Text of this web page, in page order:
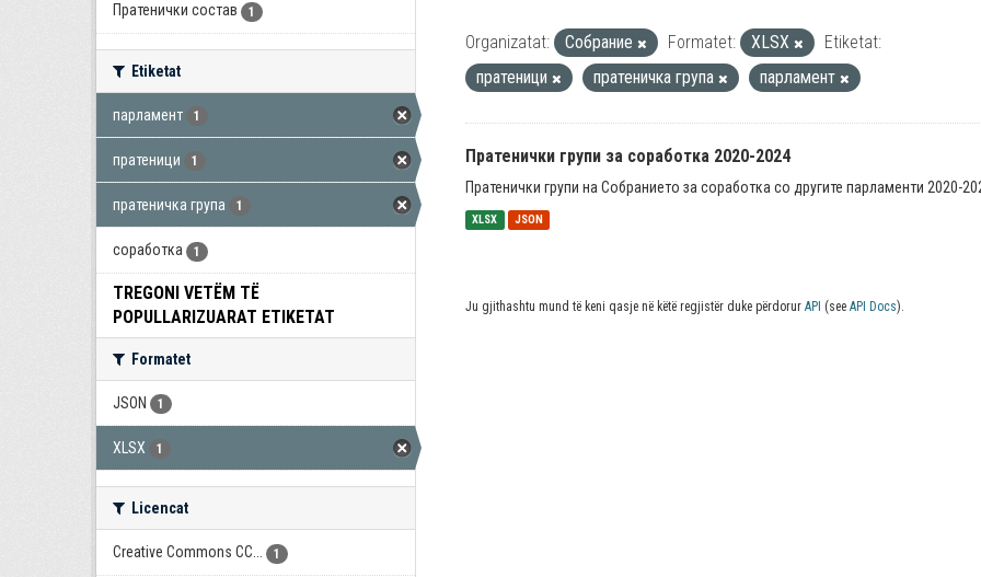
Пратенички состав 1
Etiketat
парламент 1
пратеници 1
пратеничка група 1
соработка 1
TREGONI VETËM TË
POPULLARIZUARAT ETIKETAT
Formatet
JSON 1
XLSX 1
Licencat
Creative Commons CC... 1
Organizatat: Собрание Formatet: XLSX
Etiketat:
пратеници
пратеничка група парламент
Пратенички групи за соработка 2020-2024
Пратенички групи на Собранието за соработка со другите парламенти 2020-
XLSX JSON
Ju gjithashtu mund të keni qasje në këtë regjistër duke përdorur API (see API Docs).